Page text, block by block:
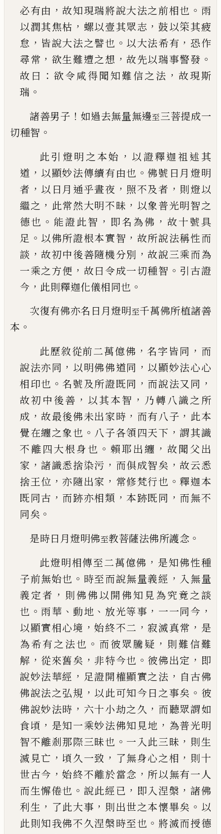
必有由 ，故知現瑞將說大法之前相也 。 雨
以潤其焦枯 ， 螺以壹其眾志 ，鼓以筞其疲
怠 ， 皆說大法之譬也 。 以大法希有 ， 恐作
尋常 ， 欲生難遭之想 ，故先以瑞事警發 。
故曰 ： 欲令咸得聞知難信之法 ， 故現斯
瑞 。
諸善男子 ！ 如過去無量無邊至三菩提成一
切種智 。
此引燈明之本始 ， 以證釋迦祖述其
道 ， 以顯妙法傳續有由也 。佛號日月燈明
者 ， 以日月通乎晝夜 ， 照不及者 ， 則燈以
繼之 ， 此常然大明不昧 ， 以象普光明智之
德也 。 能證此智 ， 即名為佛 ， 故十號具
足 。 以佛所證根本實智 ， 故所說法稱性而
談 ，故初中後善隨機分別 ，故說三乘而為
一乘之方便 ， 故曰令成一切種智 。 引古證
今 ， 此則釋迦化儀相同也 。
次復有佛亦名日月燈明至千萬佛所植諸善
本 。
此歷敘從前二萬億佛 ，名字皆同 ， 而
說法亦同 ， 以明佛佛道同 ， 以顯妙法心心
相印也 。名號及所證既同 ， 而說法又同 ，
故初中後善 ， 以其本智 ， 乃轉八識之所
成 ，故最後佛未出家時 ， 而有八子 ， 此本
覺在纏之象也 。 八子各領四天下 ，謂其識
不離四大根身也 。 賴耶出纏 ， 故聞父出
家 ，諸識悉捨染污 ， 而俱成智矣 ，故云悉
捨王位 ，亦隨出家 ， 常修梵行也 。釋迦本
既同古 ， 而跡亦相類 ，本跡既同 ， 而無不
同矣 。
是時日月燈明佛至教菩薩法佛所護念 。
此燈明相傳至二萬億佛 ， 是知佛性種
子前無始也 。 時至而說無量義經 ， 入無量
義定者 ， 則佛佛以開佛知見為究竟之談
也 。 雨華 、動地 、 放光等事 ， 一一同今 ，
以顯實相心境 ，始終不二 ， 寂滅真常 ， 是
為希有之法也 。 而彼眾騰疑 ， 則難信難
解 ， 從來舊矣 ， 非特今也 。 彼佛出定 ， 即
說妙法華經 ， 足證開權顯實之法 ， 自古佛
佛說法之弘規 ， 以此可知今日之事矣 。 彼
佛說妙法時 ， 六十小劫之久 ， 而聽眾謂如
食頃 ， 是知一乘妙法佛知見地 ， 為普光明
智不離剎那際三昧也 。 一入此三昧 ， 則生
滅見亡 ， 頃久一致 ， 了無身心之相 ， 則十
世古今 ，始終不離於當念 ， 所以無有一人
而生懈倦也 。 說此經已 ， 即入涅槃 ， 諸佛
利生 ， 了此大事 ， 則出世之本懷畢矣 。 以
此則知我佛不久涅槃時至也 。 將滅而授德